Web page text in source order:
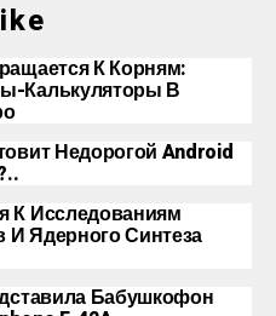
К Корням:
Калькуляторы В
Недорогой Android
К Исследованиям
Ядерного Синтеза
Бабушкофон